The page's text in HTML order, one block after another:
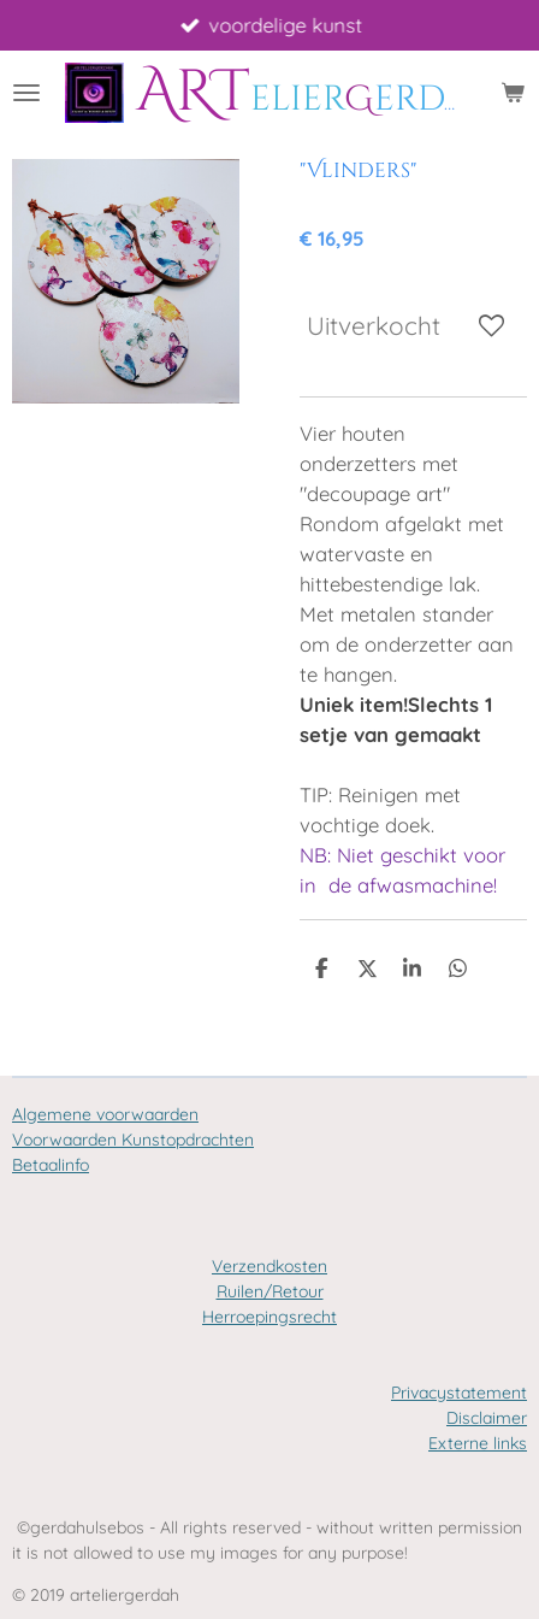
direct
naar
ARTelierGerdah *
voordelige kunst
"Vlinders"
€ 16,95
Uitverkocht
Vier houten
onderzetters met
"decoupage art"
Rondom afgelakt met
watervaste en
hittebestendige lak.
Met metalen stander
om de onderzetter aan
te hangen.
Uniek item!Slechts 1
setje van gemaakt
TIP: Reinigen met
vochtige doek.
NB: Niet geschikt voor
in de afwasmachine!
D
D
S
D
Algemene voorwaarden
Voorwaarden Kunstopdrachten
Betaalinfo
Verzendkosten
Ruilen/Retour
Herroepingsrecht
Privacystatement
Disclaimer
Externe links
©gerdahulsebos - All rights reserved - without written permission
it is not allowed to use my images for any purpose!
© 2019 arteliergerdah